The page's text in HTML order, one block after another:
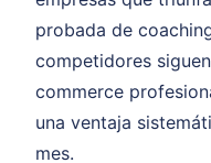
probada de
competidores
commerce
una ventaja
mes.